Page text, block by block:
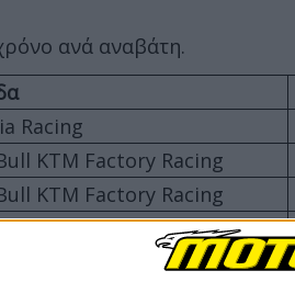
ανά αναβάτη.
Racing
KTM Factory Racing
KTM Factory Racing
Lenovo Team
Enduro VR46